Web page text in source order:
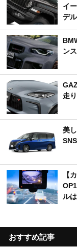
イ
デル
ン
走
美
【
ル
おすすめ記事